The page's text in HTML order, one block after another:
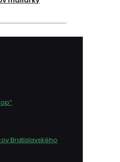
Bratislavského